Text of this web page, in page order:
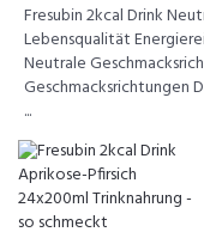
Fresubin 2kcal Drink
Lebensqualität
Neutrale
Geschmacksrichtungen
...